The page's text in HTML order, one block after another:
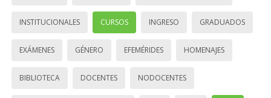
INSTITUCIONALES CURSOS INGRESO GRADUADOS
EXÁMENES GÉNERO EFEMÉRIDES HOMENAJES
BIBLIOTECA DOCENTES NODOCENTES